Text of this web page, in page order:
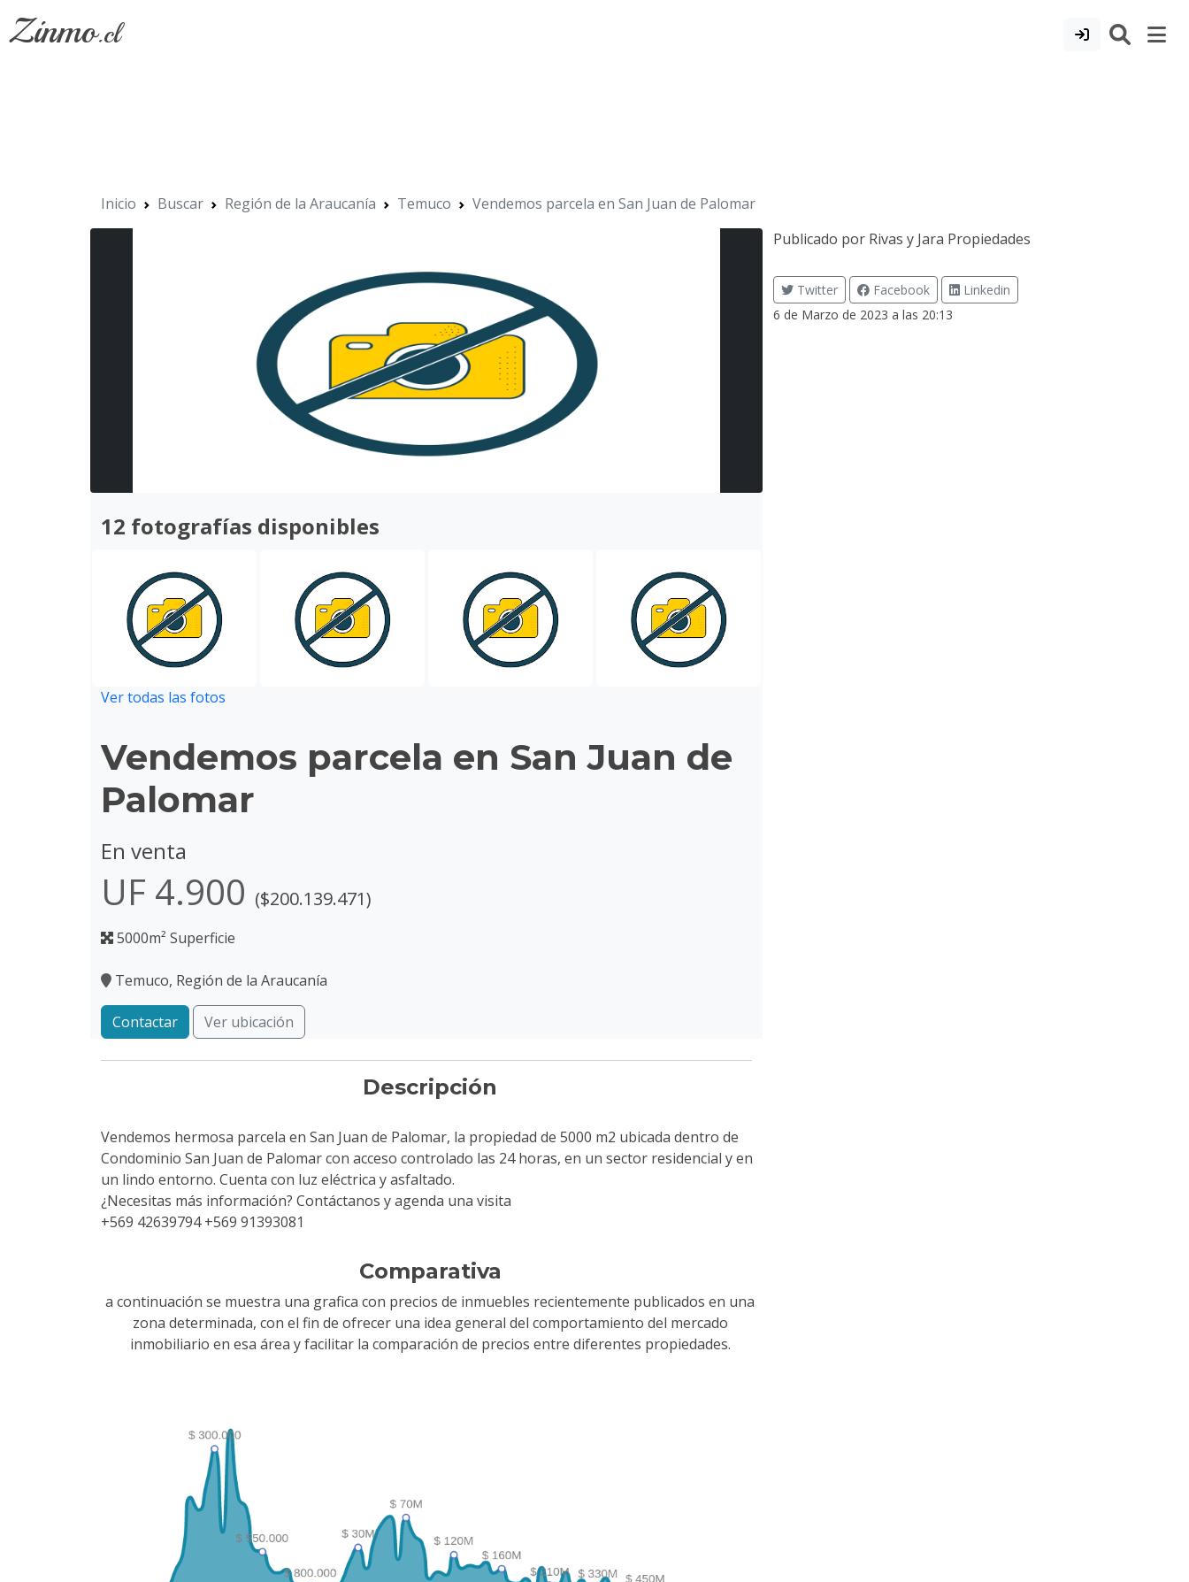
Zinmo.cl
Inicio Buscar Región de la Araucanía Temuco Vendemos parcela en San Juan de Palomar
12 fotografías disponibles
Ver todas las fotos
Vendemos parcela en San Juan de
Palomar
En venta
UF 4.900 ($200.139.471)
5000m² Superficie
Temuco, Región de la Araucanía
Contactar Ver ubicación
Publicado por Rivas y Jara Propiedades
Twitter Facebook
Linkedin
6 de Marzo de 2023 a las 20:13
Descripción
Vendemos hermosa parcela en San Juan de Palomar, la propiedad de 5000 m2 ubicada dentro de
Condominio San Juan de Palomar con acceso controlado las 24 horas, en un sector residencial y en
un lindo entorno. Cuenta con luz eléctrica y asfaltado.
¿Necesitas más información? Contáctanos y agenda una visita
+569 42639794 +569 91393081
Comparativa
a continuación se muestra una grafica con precios de inmuebles recientemente publicados en una
zona determinada, con el fin de ofrecer una idea general del comportamiento del mercado
inmobiliario en esa área y facilitar la comparación de precios entre diferentes propiedades.